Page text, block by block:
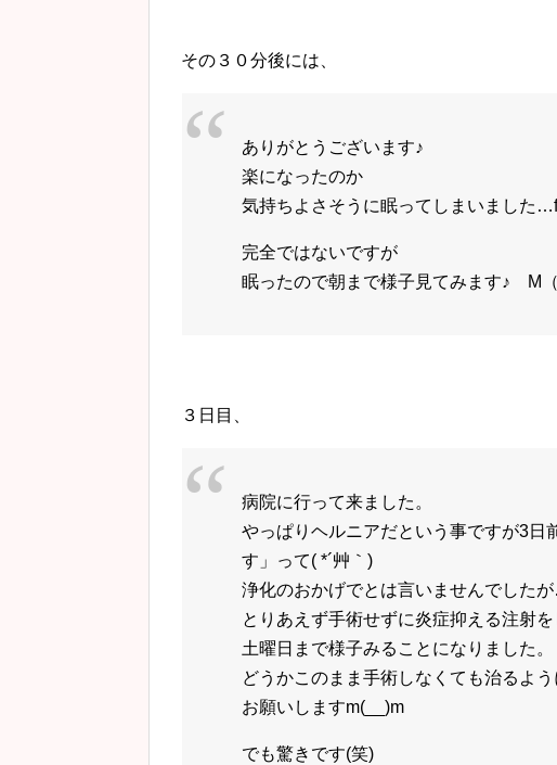
その３０分後には、
ありがとうございます♪
楽になったのか
気持ちよさそうに眠ってしまいました
完全ではないですが
眠ったので朝まで様子見てみます♪ M（
３日目、
病院に行って来ました。
やっぱりヘルニアだという事ですが3日
す」って( *´艸｀)
浄化のおかげでとは言いませんでした
とりあえず手術せずに炎症抑える注射を
土曜日まで様子みることになりました。
どうかこのまま手術しなくても治るよ
お願いしますm(__)m
でも驚きです(笑)